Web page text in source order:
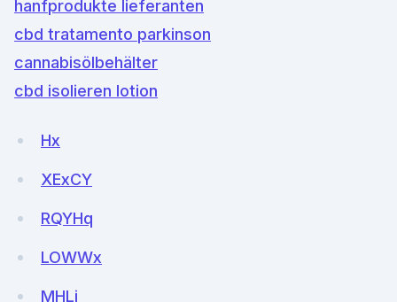
hanfprodukte lieferanten
cbd tratamento parkinson
cannabisölbehälter
cbd isolieren lotion
Hx
XExCY
RQYHq
LOWWx
MHLi